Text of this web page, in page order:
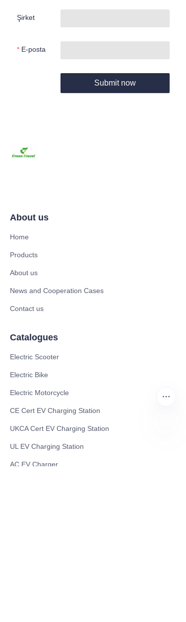
Şirket
E-posta
Submit now
About us
Home
Products
About us
News and Cooperation Cases
Contact us
Catalogues
Electric Scooter
Electric Bike
Electric Motorcycle
CE Cert EV Charging Station
UKCA Cert EV Charging Station
UL EV Charging Station
AC EV Charger
TR